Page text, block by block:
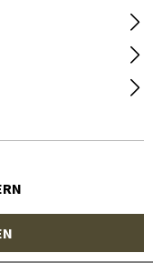
T4E
Performance RUB 50
Prec 0.75g 50rds